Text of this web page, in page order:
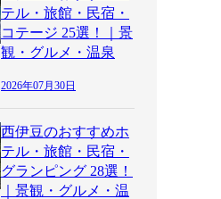
テル・旅館・民宿・
コテージ 25選！｜景
観・グルメ・温泉
2026年07月30日
西伊豆のおすすめホ
テル・旅館・民宿・
グランピング 28選！
｜景観・グルメ・温